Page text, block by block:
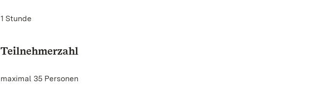
1 Stunde
Teilnehmerzahl
maximal 35 Personen